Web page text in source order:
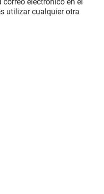
utilizar cualquier otra